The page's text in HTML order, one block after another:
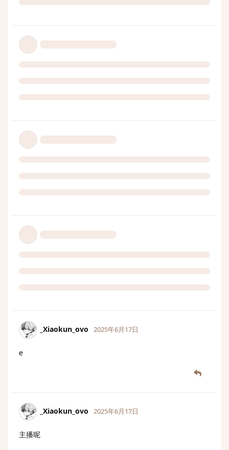
_Xiaokun_ovo 2025年6月17日
e
_Xiaokun_ovo 2025年6月17日
主播呢